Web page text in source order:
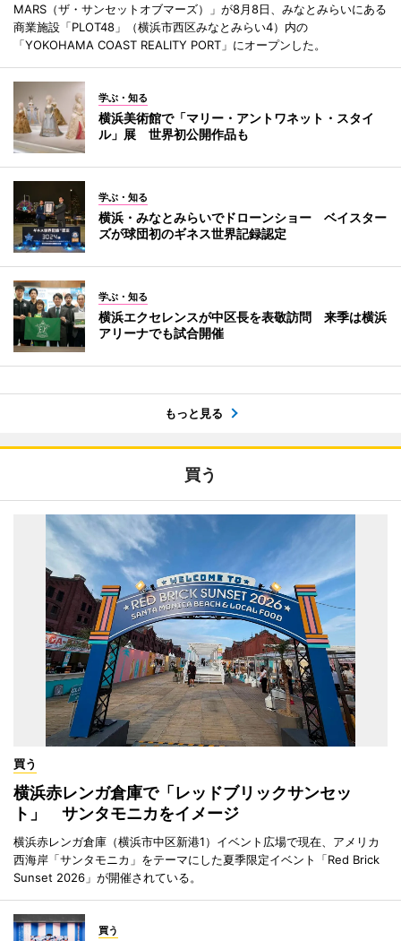
MARS（ザ・サンセットオブマーズ）」が8月8日、みなとみらいにある
商業施設「PLOT48」（横浜市西区みなとみらい4）内の
「YOKOHAMA COAST REALITY PORT」にオープンした。
学ぶ・知る
横浜美術館で「マリー・アントワネット・スタイ
ル」展 世界初公開作品も
学ぶ・知る
横浜・みなとみらいでドローンショー ベイスター
ズが球団初のギネス世界記録認定
学ぶ・知る
横浜エクセレンスが中区長を表敬訪問 来季は横浜
アリーナでも試合開催
もっと見る
買う
買う
横浜赤レンガ倉庫で「レッドブリックサンセッ
ト」 サンタモニカをイメージ
横浜赤レンガ倉庫（横浜市中区新港1）イベント広場で現在、アメリカ
西海岸「サンタモニカ」をテーマにした夏季限定イベント「Red Brick
Sunset 2026」が開催されている。
買う